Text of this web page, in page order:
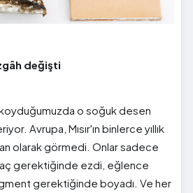
değişti
o soğuk desen
Avrupa, Mısır'ın binlerce yıllık
olarak görmedi. Onlar sadece
gerektiğinde ezdi, eğlence
gerektiğinde boyadı. Ve her